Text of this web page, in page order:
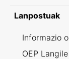
Lanpostuak
Informazio
OEP